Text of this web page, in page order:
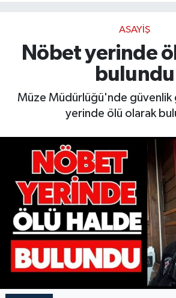
ASAYIŞ
Nöbet yerinde
bulundu
Müze Müdürlüğü'nde
yerinde ölü olarak